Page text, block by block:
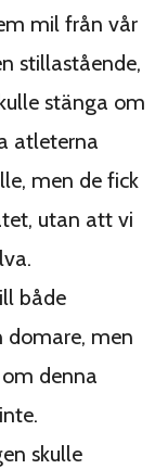
mil från vår
stillastående,
stänga om
atleterna
men de fick
utan att vi
både
domare, men
denna
skulle